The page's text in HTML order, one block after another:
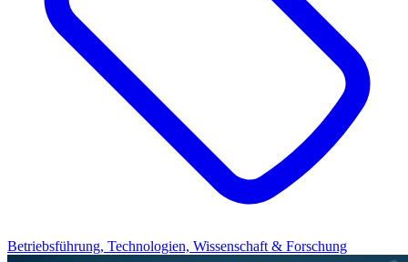
Betriebsführung, Technologien, Wissenschaft & Forschung